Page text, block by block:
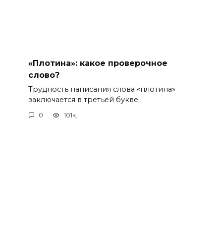
«Плотина»: какое проверочное
слово?
Трудность написания слова «плотина»
заключается в третьей букве.
0 101к.